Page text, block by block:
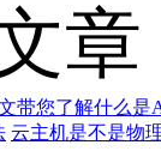
章
带您了解什么是
云主机是不是物